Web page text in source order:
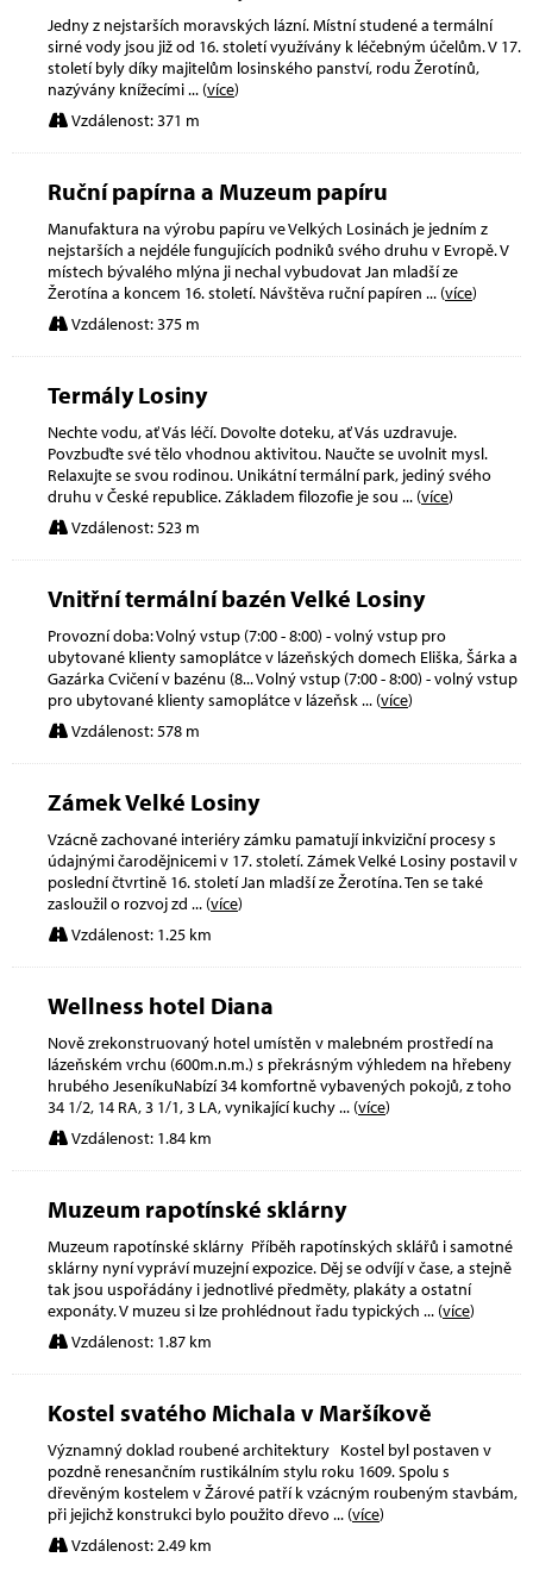
Jedny z nejstarších moravských lázní. Místní studené a termální
sirné vody jsou již od 16. století využívány k léčebným účelům. V 17.
století byly díky majitelům losinského panství, rodu Žerotínů,
nazývány knížecími... (více)
Vzdálenost: 371 m
Ruční papírna a Muzeum papíru
Manufaktura na výrobu papíru ve Velkých Losinách je jedním z
nejstarších a nejdéle fungujících podniků svého druhu v Evropě. V
místech bývalého mlýna ji nechal vybudovat Jan mladší ze
Žerotína a koncem 16. století. Návštěva ruční papíren ... (více)
Vzdálenost: 375 m
Termály Losiny
Nechte vodu, ať Vás léčí. Dovolte doteku, ať Vás uzdravuje.
Povzbuďte své tělo vhodnou aktivitou. Naučte se uvolnit mysl.
Relaxujte se svou rodinou. Unikátní termální park, jediný svého
druhu v České republice. Základem filozofie je sou ... (více)
Vzdálenost: 523 m
Vnitřní termální bazén Velké Losiny
Provozní doba: Volný vstup (7:00 - 8:00) - volný vstup pro
ubytované klienty samoplátce v lázeňských domech Eliška, Šárka a
Gazárka Cvičení v bazénu (8... Volný vstup (7:00 - 8:00) - volný vstup
pro ubytované klienty samoplátce v lázeňsk... (více)
Vzdálenost: 578 m
Zámek Velké Losiny
Vzácně zachované interiéry zámku pamatují inkviziční procesy s
údajnými čarodějnicemi v 17. století. Zámek Velké Losiny postavil v
poslední čtvrtině 16. století Jan mladší ze Žerotína. Ten se také
zasloužil o rozvoj zd ... (více)
Vzdálenost: 1.25 km
Wellness hotel Diana
Nově zrekonstruovaný hotel umístěn v malebném prostředí na
lázeňském vrchu (600m.n.m.) s překrásným výhledem na hřebeny
hrubého JeseníkuNabízí 34 komfortně vybavených pokojů, z toho
34 1/2, 14 RA, 3 1/1, 3 LA, vynikající kuchy... (více)
Vzdálenost: 1.84 km
Muzeum rapotínské sklárny
Muzeum rapotínské sklárny Příběh rapotínských sklářů i samotné
sklárny nyní vypráví muzejní expozice. Děj se odvíjí v čase, a stejně
tak jsou uspořádány i jednotlivé předměty, plakáty a ostatní
exponáty. V muzeu si lze prohlédnout řadu typických ... (více)
Vzdálenost: 1.87 km
Kostel svatého Michala v Maršíkově
Významný doklad roubené architektury Kostel byl postaven v
pozdně renesančním rustikálním stylu roku 1609. Spolu s
dřevěným kostelem v Žárové patří k vzácným roubeným stavbám,
při jejichž konstrukci bylo použito dřevo... (více)
Vzdálenost: 2.49 km